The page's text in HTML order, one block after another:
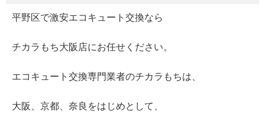
平野区で激安エコキュート交換なら
チカラもち大阪店にお任せください。
エコキュート交換専門業者のチカラもちは、
大阪、京都、奈良をはじめとして、